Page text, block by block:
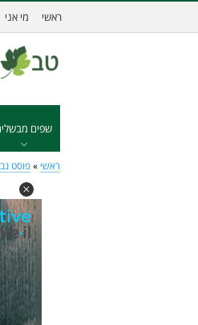
ראשי מי אני
שפים
ראשי » פוסט